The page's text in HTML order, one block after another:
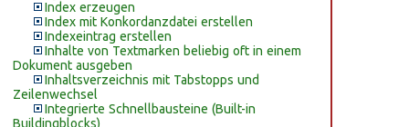
Index erzeugen
Index mit Konkordanzdatei erstellen
Indexeintrag erstellen
Inhalte von Textmarken beliebig oft in einem
Dokument ausgeben
Inhaltsverzeichnis mit Tabstopps und
Zeilenwechsel
Integrierte Schnellbausteine (Built-in
Buildingblocks)